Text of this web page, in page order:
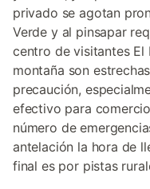
privado se agotan
Verde y al pinsapar
centro de visitantes El
montaña son
precaución,
efectivo para
número de
antelación la hora de
final es por pistas